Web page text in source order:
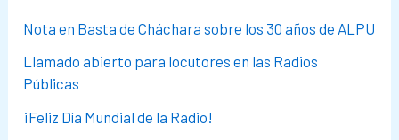
Nota en Basta de Cháchara sobre los 30 años de ALPU
Llamado abierto para locutores en las Radios
Públicas
¡Feliz Día Mundial de la Radio!